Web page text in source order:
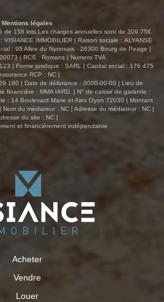
Mentions légales
de 158 lots.Les charges annuelles sont de 309.75€.
IMMOBILIER | Raison sociale : ALYANSE
: 95 Allee du Nyonsais - 26300 Bourg de Peage |
| RCS : Romans | Numero TVA
| Forme juridique : SARL | Capital social : 176 475
RCP : NC |
180 | Date de délivrance : 0000-00-00 | Lieu de
financière : MMA IARD. | N° de caisse de garantie :
: 14 Boulevard Marie et Alex Oyon 72030 | Montant
du médiateur : NC | Adresse du médiateur : NC |
du site : NC |
et financièrement indépendante
Acheter
Vendre
Louer